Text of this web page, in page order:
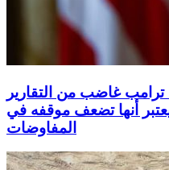
غاضب من التقارير
أنها تضعف موقفه في
المفاوضات